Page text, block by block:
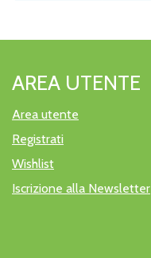
AREA UTENTE
Area utente
Registrati
Wishlist
Iscrizione alla Newsletter